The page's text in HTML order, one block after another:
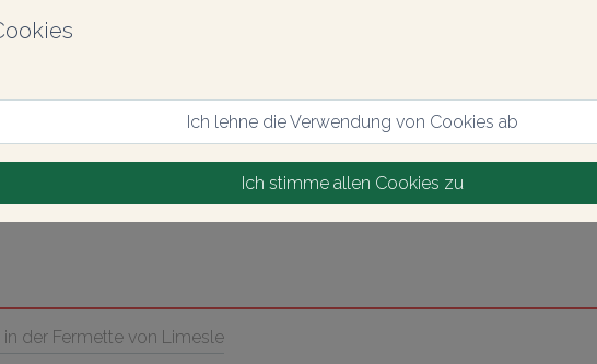
Ich lehne die Verwendung von Cookies ab
Ich stimme allen Cookies zu
der Fermette von Limesle